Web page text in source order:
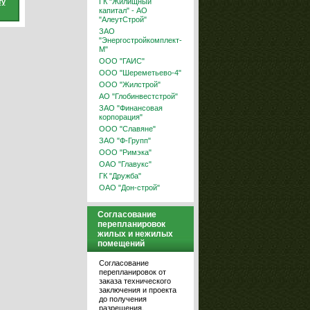
капитал" - АО
"АлеутСтрой"
ЗАО
"Энергостройкомплект-
М"
ООО "ГАИС"
ООО "Шереметьево-4"
ООО "Жилстрой"
АО "Глобинвестстрой"
ЗАО "Финансовая
корпорация"
ООО "Славяне"
ЗАО "Ф-Групп"
ООО "Римэка"
ОАО "Главукс"
ГК "Дружба"
ОАО "Дон-строй"
Согласование
перепланировок
жилых и нежилых
помещений
Согласование
перепланировок от
заказа технического
заключения и проекта
до получения
разрешения.